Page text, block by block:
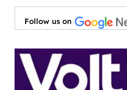
Follow us on